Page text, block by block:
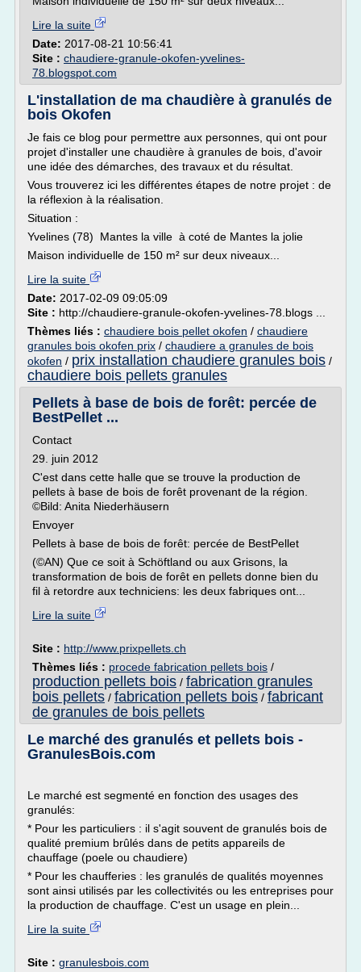
Lire la suite
Date: 2017-08-21 10:56:41
Site : chaudiere-granule-okofen-yvelines-
78.blogspot.com
L'installation de ma chaudière à granulés de
bois Okofen
Je fais ce blog pour permettre aux personnes, qui ont pour
projet d'installer une chaudière à granules de bois, d'avoir
une idée des démarches, des travaux et du résultat.
Vous trouverez ici les différentes étapes de notre projet : de
la réflexion à la réalisation.
Situation :
Yvelines (78) Mantes la ville à coté de Mantes la jolie
Maison individuelle de 150 m² sur deux niveaux...
Lire la suite
Date: 2017-02-09 09:05:09
Site : http://chaudiere-granule-okofen-yvelines-78.blogs ...
Thèmes liés : chaudiere bois pellet okofen / chaudiere
granules bois okofen prix / chaudiere a granules de bois
okofen / prix installation chaudiere granules bois /
chaudiere bois pellets granules
Pellets à base de bois de forêt: percée de
BestPellet ...
Contact
29. juin 2012
C'est dans cette halle que se trouve la production de
pellets à base de bois de forêt provenant de la région.
©Bild: Anita Niederhäusern
Envoyer
Pellets à base de bois de forêt: percée de BestPellet
(©AN) Que ce soit à Schöftland ou aux Grisons, la
transformation de bois de forêt en pellets donne bien du
fil à retordre aux techniciens: les deux fabriques ont...
Lire la suite
Site : http://www.prixpellets.ch
Thèmes liés : procede fabrication pellets bois /
production pellets bois / fabrication granules
bois pellets / fabrication pellets bois / fabricant
de granules de bois pellets
Le marché des granulés et pellets bois -
GranulesBois.com
Le marché est segmenté en fonction des usages des
granulés:
* Pour les particuliers : il s'agit souvent de granulés bois de
qualité premium brûlés dans de petits appareils de
chauffage (poele ou chaudiere)
* Pour les chaufferies : les granulés de qualités moyennes
sont ainsi utilisés par les collectivités ou les entreprises pour
la production de chauffage. C'est un usage en plein...
Lire la suite
Site : granulesbois.com